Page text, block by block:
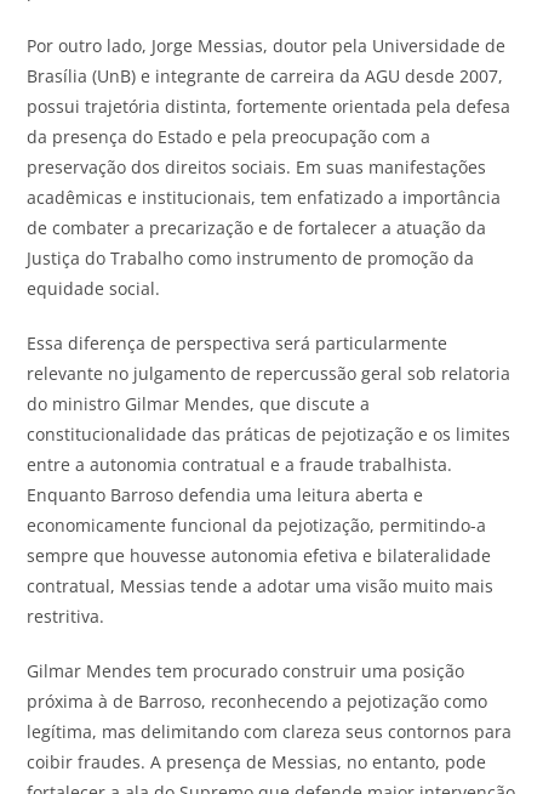
Por outro lado, Jorge Messias, doutor pela Universidade de
Brasília (UnB) e integrante de carreira da AGU desde 2007,
possui trajetória distinta, fortemente orientada pela defesa
da presença do Estado e pela preocupação com a
preservação dos direitos sociais. Em suas manifestações
acadêmicas e institucionais, tem enfatizado a importância
de combater a precarização e de fortalecer a atuação da
Justiça do Trabalho como instrumento de promoção da
equidade social.
Essa diferença de perspectiva será particularmente
relevante no julgamento de repercussão geral sob relatoria
do ministro Gilmar Mendes, que discute a
constitucionalidade das práticas de pejotização e os limites
entre a autonomia contratual e a fraude trabalhista.
Enquanto Barroso defendia uma leitura aberta e
economicamente funcional da pejotização, permitindo-a
sempre que houvesse autonomia efetiva e bilateralidade
contratual, Messias tende a adotar uma visão muito mais
restritiva.
Gilmar Mendes tem procurado construir uma posição
próxima à de Barroso, reconhecendo a pejotização como
legítima, mas delimitando com clareza seus contornos para
coibir fraudes. A presença de Messias, no entanto, pode